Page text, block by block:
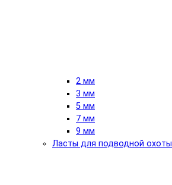
2 мм
3 мм
5 мм
7 мм
9 мм
Ласты для подводной охоты